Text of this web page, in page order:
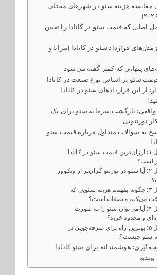
مقایسه هزینه سئو در شهرهای مختلف
عامل اصلی که قیمت سئو در کانادا را تعیین
مدل‌های قرارداد سئو در کانادا (مزایا و
از این قراردادهای سئو در کانادا
واقعی: بازگشت سرمایه سئو برای یک
تورنتویی
به سوالات متداول درباره قیمت سئو
سوال ۱: ارزان‌ترین قیمت سئو در کانادا
است؟
سوال ۲: آیا سئو در تورنتو گران‌تر از ونکوور
سوال ۳: چگونه بفهمم هزینه سئویی که
می‌کنم منصفانه است؟
سوال ۴: آیا می‌توان سئو را به صورت
و محدود خرید؟
سوال ۵: بهترین راه برای صرفه‌جویی در
سئو چیست؟
هوشمندانه برای سئو کانادا